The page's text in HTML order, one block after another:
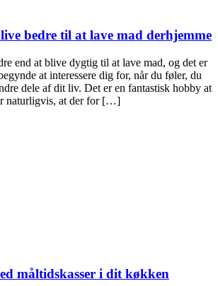
bedre til at lave mad derhjemme
end at blive dygtig til at lave mad, og det er
at interessere dig for, når du føler, du
dele af dit liv. Det er en fantastisk hobby at
naturligvis, at der for […]
måltidskasser i dit køkken